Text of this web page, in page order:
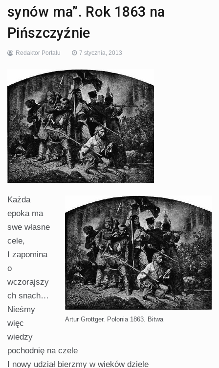
synów ma”. Rok 1863 na
Pińszczyźnie
Redaktor Portalu 7 stycznia, 2013
Artur Grottger. Polonia 1863. Bitwa
Każda
epoka ma
swe własne
cele,
I zapomina
o
wczorajszy
ch snach…
Nieśmy
więc
wiedzy
pochodnię na czele
I nowy udział bierzmy w wieków dziele